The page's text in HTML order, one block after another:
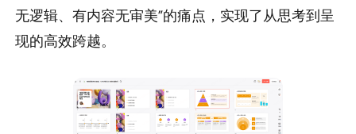
无逻辑、有内容无审美”的痛点，实现了从思考到呈
现的高效跨越。